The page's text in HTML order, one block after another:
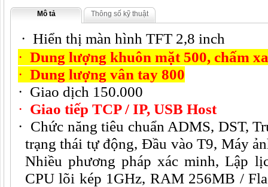
Mô tả Thông số kỹ thuật
· Hiển thị màn hình TFT 2,8 inch
· Dung lượng khuôn mặt 500, chấm
· Dung lượng vân tay 800
· Giao dịch 150.000
· Giao tiếp TCP / IP, USB Host
· Chức năng tiêu chuẩn ADMS, DST,
trạng thái tự động, Đầu vào T9, Máy
Nhiều phương pháp xác minh, Lập
CPU lõi kép 1GHz, RAM 256MB /